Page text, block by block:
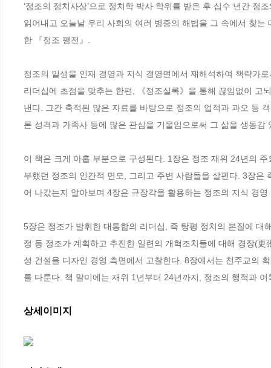
‘정조의 정치사상’으로 정치학 박사 학위를 받은 후 십수 년간
읽어내고 오늘날 우리 사회의 여러 병증의 해법을 그 속에서 찾
한 『정조 평전』.
정조의 일생을 인재 경영과 지식 경영면에서 재해석하여 책략가
리더십에 초점을 맞추는 한편, 《정조실록》을 통해 끊임없이 고
낸다. 그간 축적된 많은 자료를 바탕으로 정조의 업적과 과오 등
론 성격과 가족사 등에 많은 관심을 기울임으로써 그 삶을 생동감
이 책은 크게 아홉 부분으로 구성된다. 1장은 정조 재위 24년의
부했던 정조의 인간적 면모, 그리고 주변 사람들을 살핀다. 3장
어 나갔는지 알아보며 4장은 규장각을 활용하는 정조의 지식 경
5장은 정조가 발휘한 대통합의 리더십, 즉 탕평 정치의 본질에
정 등 정조가 계획하고 추진한 일련의 개혁조치들에 대해 경장(
성 건설을 디자인 경영 측면에서 고찰한다. 8장에서는 천주교의
를 다룬다. 책 말미에는 재위 1년부터 24년까지, 정조의 행적과 어
상세이미지